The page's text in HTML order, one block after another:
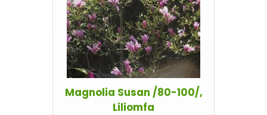
Magnolia Susan /80-100/,
Liliomfa